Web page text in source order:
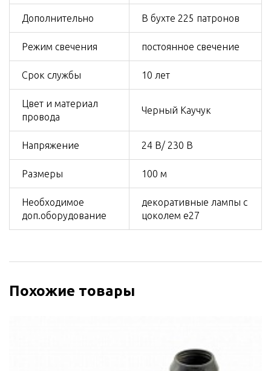
Дополнительно В бухте 225 патронов
Режим свечения постоянное свечение
Срок службы 10 лет
Цвет и материал
провода
Черный Каучук
Напряжение 24 В/ 230 В
Размеры 100 м
Необходимое
доп.оборудование
декоративные лампы с
цоколем е27
Похожие товары